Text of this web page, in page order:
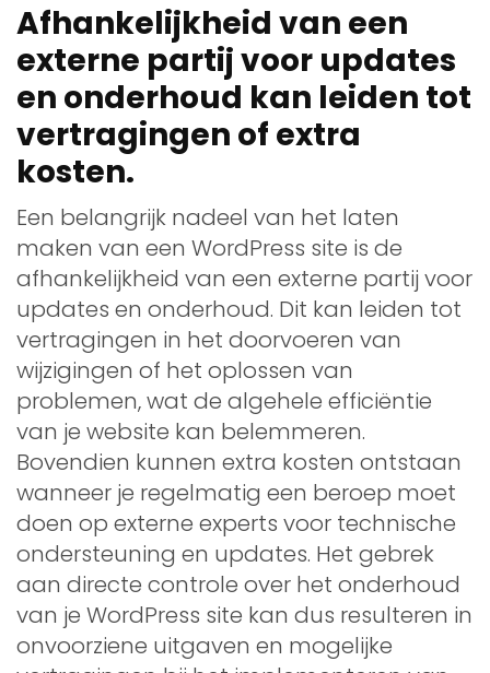
Afhankelijkheid van een
externe partij voor updates
en onderhoud kan leiden tot
vertragingen of extra
kosten.
Een belangrijk nadeel van het laten
maken van een WordPress site is de
afhankelijkheid van een externe partij voor
updates en onderhoud. Dit kan leiden tot
vertragingen in het doorvoeren van
wijzigingen of het oplossen van
problemen, wat de algehele efficiëntie
van je website kan belemmeren.
Bovendien kunnen extra kosten ontstaan
wanneer je regelmatig een beroep moet
doen op externe experts voor technische
ondersteuning en updates. Het gebrek
aan directe controle over het onderhoud
van je WordPress site kan dus resulteren in
onvoorziene uitgaven en mogelijke